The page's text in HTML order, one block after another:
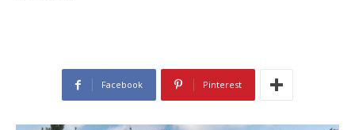
Facebook Pinterest